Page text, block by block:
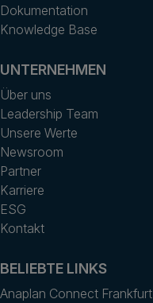
Dokumentation
Knowledge Base
UNTERNEHMEN
Über uns
Leadership Team
Unsere Werte
Newsroom
Partner
Karriere
ESG
Kontakt
BELIEBTE LINKS
Anaplan Connect Frankfurt